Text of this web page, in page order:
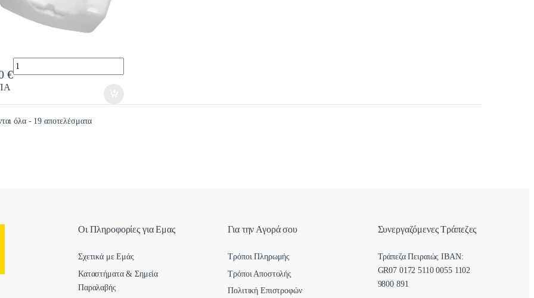
€
Quantity
όλα - 19 αποτελέσματαSorted by latest
Οι Πληροφορίες για Εμας
Σχετικά με Εμάς
Καταστήματα & Σημεία
Παραλαβής
Για την Αγορά σου
Τρόποι Πληρωμής
Τρόποι Αποστολής
Πολιτική Επιστροφών
Συνεργαζόμενες Τράπεζες
Τράπεζα Πειραιώς IBAN:
GR07 0172 5110 0055 1102
9800 891